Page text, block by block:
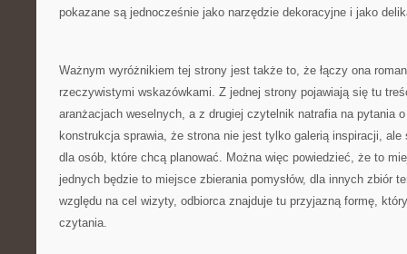
pokazane są jednocześnie jako narzędzie dekoracyjne i jako
Ważnym wyróżnikiem tej strony jest także to, że łączy ona
rzeczywistymi wskazówkami. Z jednej strony pojawiają się tu
aranżacjach weselnych, a z drugiej czytelnik natrafia na pytania
konstrukcja sprawia, że strona nie jest tylko galerią inspiracji,
dla osób, które chcą planować. Można więc powiedzieć, że to
jednych będzie to miejsce zbierania pomysłów, dla innych zbiór
względu na cel wizyty, odbiorca znajduje tu przyjazną formę,
czytania.